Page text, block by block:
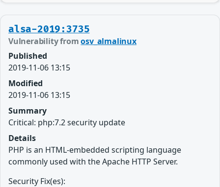
alsa-2019:3735
Vulnerability fromosv_almalinux
Published
2019-11-06 13:15
Modified
2019-11-06 13:15
Summary
Critical: php:7.2 security update
Details
PHP is an HTML-embedded scripting language
commonly used with the Apache HTTP Server.
Security Fix(es):